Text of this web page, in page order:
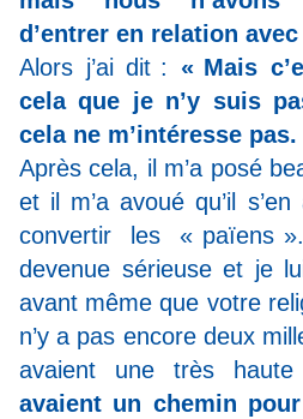
d’entrer en relation avec
Alors j’ai dit : « Mais
cela que je n’y suis
cela ne m’intéresse
Après cela, il m’a posé
et il m’a avoué qu’il
convertir les « païens
devenue sérieuse et je
avant même que votre
n’y a pas encore deux
avaient une très
avaient un chemin